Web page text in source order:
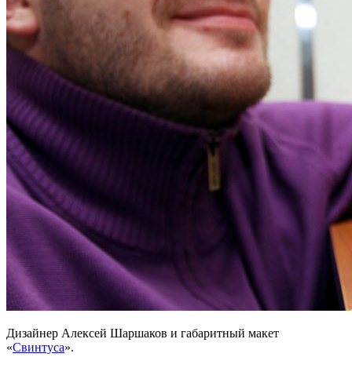
Дизайнер Алексей Шаршаков и габаритный макет
«Свинтуса».